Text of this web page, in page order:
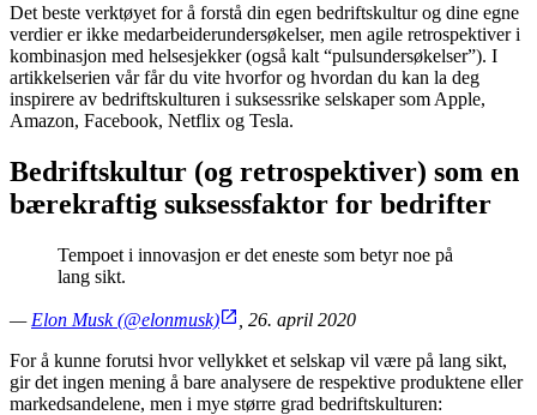
Det beste verktøyet for å forstå din egen bedriftskultur og dine egne
verdier er ikke medarbeiderundersøkelser, men agile retrospektiver i
kombinasjon med helsesjekker (også kalt “pulsundersøkelser”). I
artikkelserien vår får du vite hvorfor og hvordan du kan la deg
inspirere av bedriftskulturen i suksessrike selskaper som Apple,
Amazon, Facebook, Netflix og Tesla.
Bedriftskultur (og retrospektiver) som en
bærekraftig suksessfaktor for bedrifter
Tempoet i innovasjon er det eneste som betyr noe på
lang sikt.
— Elon Musk (@elonmusk)
, 26. april 2020
For å kunne forutsi hvor vellykket et selskap vil være på lang sikt,
gir det ingen mening å bare analysere de respektive produktene eller
markedsandelene, men i mye større grad bedriftskulturen: